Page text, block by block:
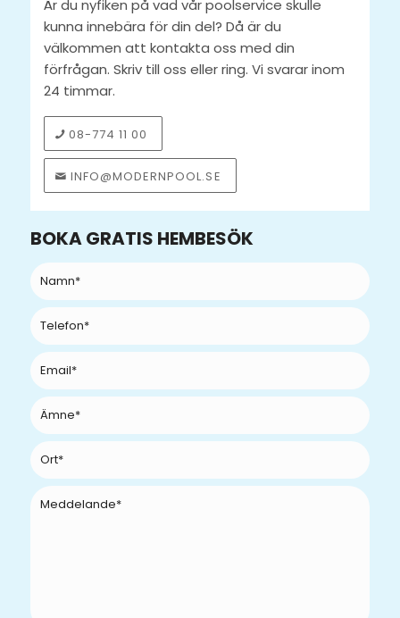
Är du nyfiken på vad vår poolservice skulle
kunna innebära för din del? Då är du
välkommen att kontakta oss med din
förfrågan. Skriv till oss eller ring. Vi svarar inom
24 timmar.
08-774 11 00
INFO@MODERNPOOL.SE
BOKA GRATIS HEMBESÖK